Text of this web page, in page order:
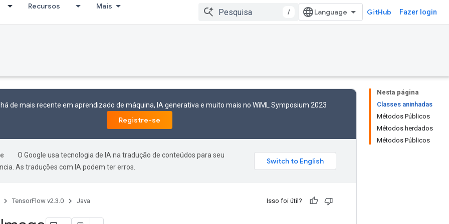
Recursos Mais
/ GitHub Fazer login
Nesta página
Classes aninhadas
Métodos Públicos
Métodos herdados
Métodos Públicos
de mais recente em aprendizado de máquina, IA generativa e muito mais no WiML Symposium 2023
Registre-se
O Google usa tecnologia de IA na tradução de conteúdos para seu
As traduções com IA podem ter erros.
TensorFlow v2.3.0 Java Isso foi útil?